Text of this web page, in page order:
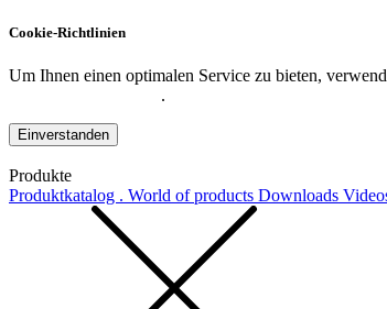
Cookie-Richtlinien
Um Ihnen einen optimalen Service zu bieten,
.
Einverstanden
Produkte
Produktkatalog . World of products Downloads